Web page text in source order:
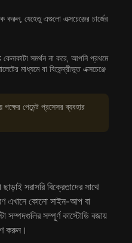
করুন, যেহেতু এগুলো এক্সচেঞ্জের চার্জের
সমর্থন না করে, আপনি প্রথমে
মাধ্যমে বা বিকেন্দ্রীভূত এক্সচেঞ্জে
পেমেন্ট প্রসেসর ব্যবহার
সরাসরি বিক্রেতাদের সাথে
এখানে কোনো সাইন-আপ বা
সম্পদগুলির সম্পূর্ণ কাস্টোডি বজায়
করুন।